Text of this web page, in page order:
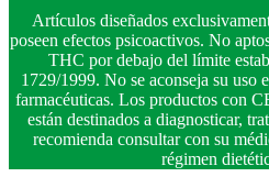
Artículos diseñados
poseen efectos psicoactivos. No
THC por debajo del límite
1729/1999. No se aconseja su uso
farmacéuticas. Los productos con
están destinados a diagnosticar,
recomienda consultar con su
régimen